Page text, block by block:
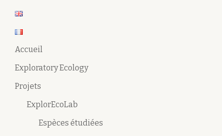
Accueil
Exploratory Ecology
Projets
ExplorEcoLab
Espèces étudiées